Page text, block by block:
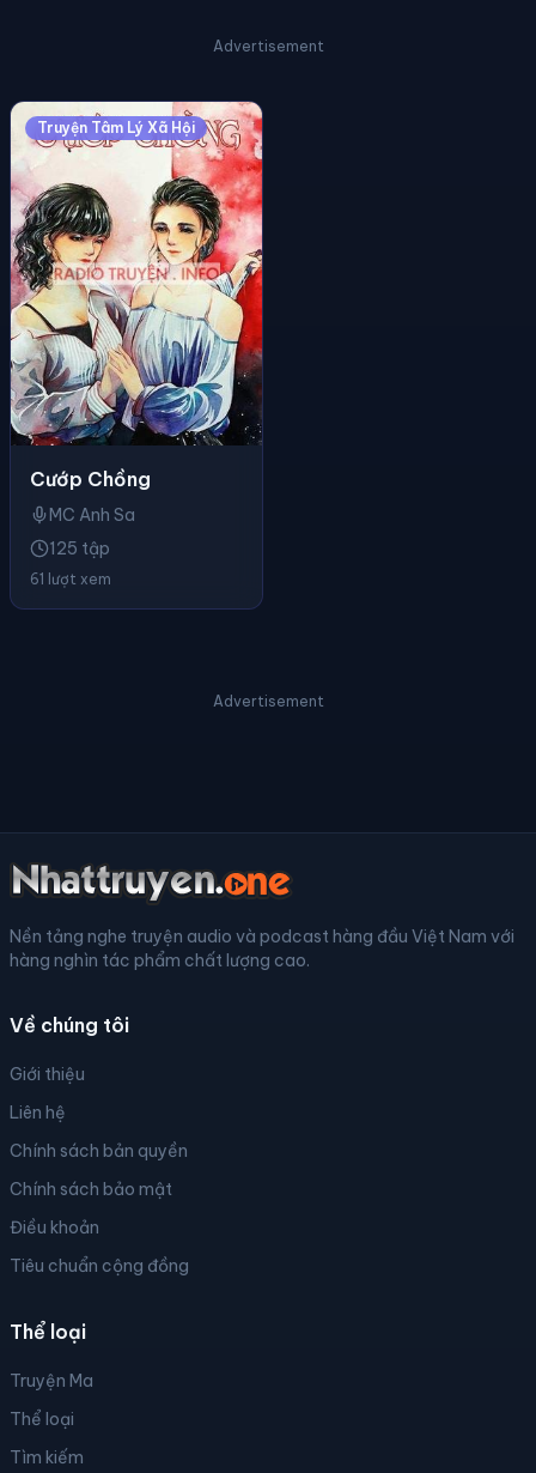
Advertisement
Truyện Tâm Lý Xã Hội
Cướp Chồng
MC Anh Sa
125 tập
61 lượt xem
Advertisement
Nền tảng nghe truyện audio và podcast hàng đầu Việt Nam với
hàng nghìn tác phẩm chất lượng cao.
Về chúng tôi
Giới thiệu
Liên hệ
Chính sách bản quyền
Chính sách bảo mật
Điều khoản
Tiêu chuẩn cộng đồng
Thể loại
Truyện Ma
Thể loại
Tìm kiếm